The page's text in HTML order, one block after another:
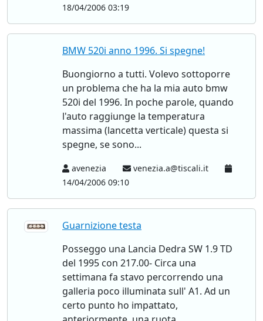
18/04/2006 03:19
BMW 520i anno 1996. Si spegne!
Buongiorno a tutti. Volevo sottoporre
un problema che ha la mia auto bmw
520i del 1996. In poche parole, quando
l'auto raggiunge la temperatura
massima (lancetta verticale) questa si
spegne, se sono...
avenezia
venezia.a@tiscali.it
14/04/2006 09:10
Guarnizione testa
Posseggo una Lancia Dedra SW 1.9 TD
del 1995 con 217.00- Circa una
settimana fa stavo percorrendo una
galleria poco illuminata sull' A1. Ad un
certo punto ho impattato,